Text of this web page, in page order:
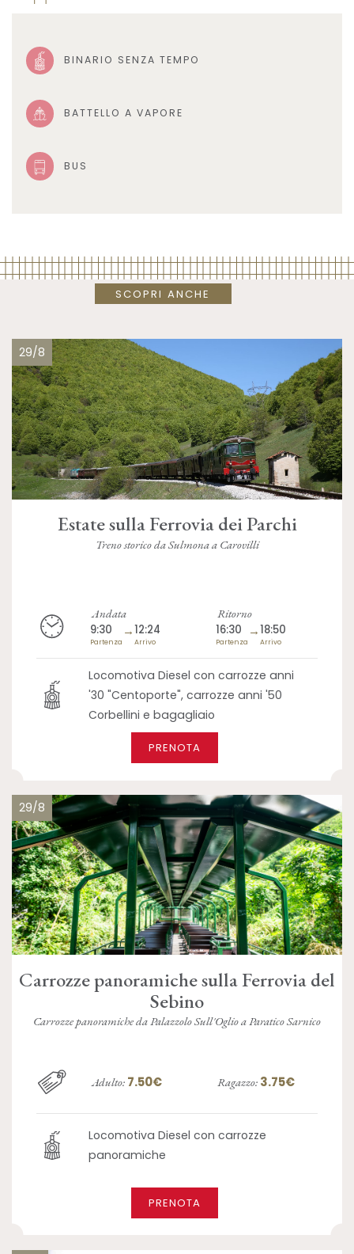
BINARIO SENZA TEMPO
BATTELLO A VAPORE
BUS
SCOPRI ANCHE
29/8
Estate sulla Ferrovia dei Parchi
Treno storico da Sulmona a Carovilli
Andata
9:30
Partenza
→12:24
Arrivo
Ritorno
16:30
Partenza
→18:50
Arrivo
Locomotiva Diesel con carrozze anni
'30 "Centoporte", carrozze anni '50
Corbellini e bagagliaio
PRENOTA
29/8
Carrozze panoramiche sulla Ferrovia del
Sebino
Carrozze panoramiche da Palazzolo Sull'Oglio a Paratico Sarnico
Adulto: 7.50€ Ragazzo: 3.75€
Locomotiva Diesel con carrozze
panoramiche
PRENOTA